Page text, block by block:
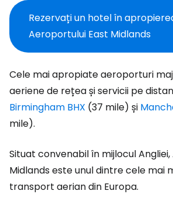
Rezervați un hotel în
Aeroportului East Midlands
Cele mai apropiate aeroporturi
aeriene de rețea și servicii pe
Birmingham BHX (37 mile) și
mile).
Situat convenabil în mijlocul
Midlands este unul dintre cele mai
transport aerian din Europa.